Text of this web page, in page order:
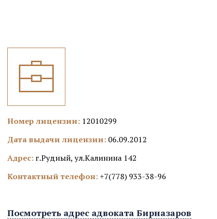
Номер лицензии: 12010299
Дата выдачи лицензии: 06.09.2012
Адрес: г.Рудный, ул.Калинина 142
Контактный телефон: +7(778) 933-38-96
Посмотреть адрес адвоката Бирназаров